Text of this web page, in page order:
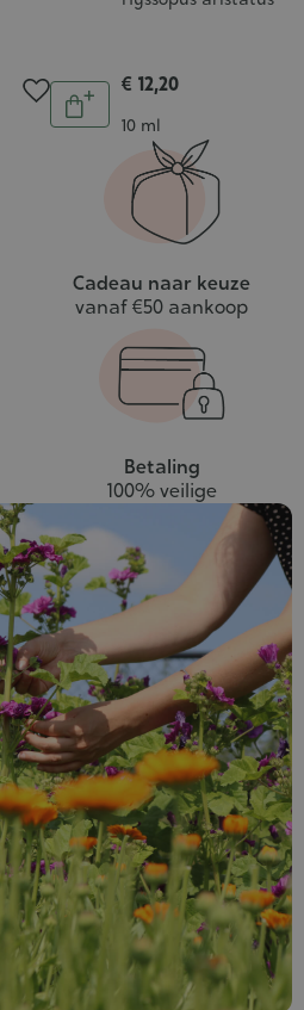
Aantal
In
winkelwagen
€ 12,20
Inhoud
10 ml
Cadeau naar keuze
vanaf €50 aankoop
Betaling
100% veilige